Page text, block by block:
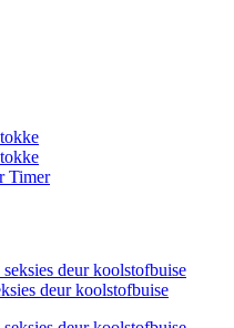
Timer
deur koolstofbuise